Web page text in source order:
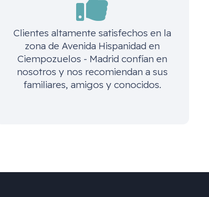
Clientes altamente satisfechos en la
zona de Avenida Hispanidad en
Ciempozuelos - Madridconfían en
nosotros y nos recomiendan a sus
familiares, amigos y conocidos.